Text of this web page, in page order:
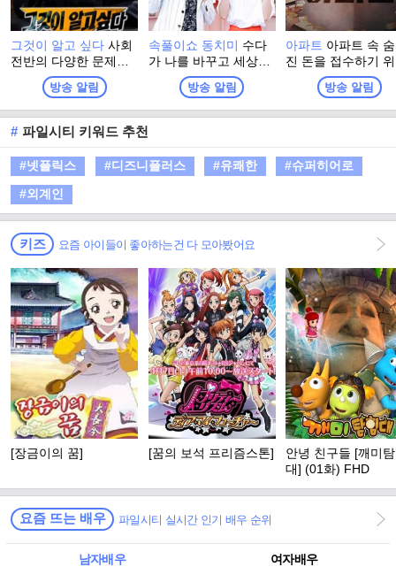
그것이 알고 싶다사회
전반의 다양한 문제점
들을 들여다보는 SBS
의 대표적인 시사고발
프로그램
방송 알림
속풀이쇼 동치미 수다
가 나를 바꾸고 세상을
바꾼다! 살면서 어디서
든 누구나 마주치는 속
터지는 일들! 나만 억울
단! 말발은 100단! 때로
는 친구, 때로는 언니
에 살얼음 동동 띄운 시
원한 동치미를 선사한
다!
방송 알림
아파트 아파트 속
진 돈을 접수하기
입대의회장 선거에
마한 오아시스파 전
보스 박해강이 주민
방송 알림
# 파일시티 키워드 추천
#넷플릭스 #디즈니플러스 #유쾌한
#슈퍼히어로
#외계인
키즈 요즘 아이들이 좋아하는건 다 모아봤어요
[장금이의 꿈] [꿈의 보석 프리즘스톤]
안녕 친구들 [깨미
대] (01화) FHD
요즘 뜨는 배우 파일시티 실시간 인기 배우 순위
남자배우 여자배우